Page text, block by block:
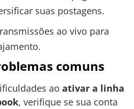
suas postagens.
ao vivo para
comuns
ao ativar a linha
, verifique se sua conta